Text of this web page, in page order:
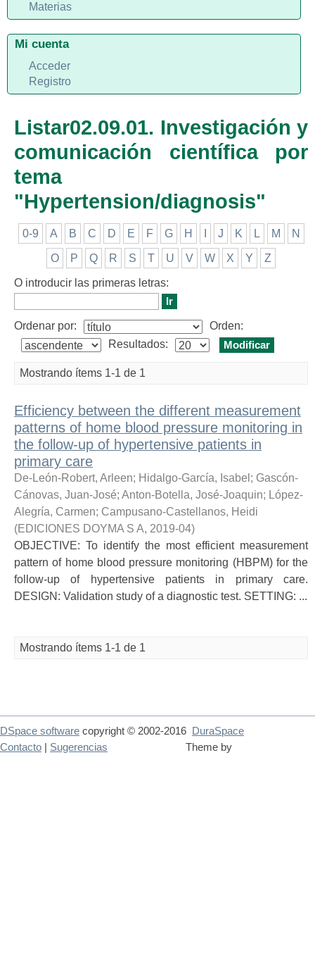
Listar02.09.01. Investigación y
comunicación científica por
tema
"Hypertension/diagnosis"
0-9 A B C D E F G H J K L M N
O P Q R S T U V W X Y Z
O introducir las primeras letras:
Ordenar por:
Orden:
Resultados:
Mostrando ítems 1-1 de 1
Efficiency between the different measurement
patterns of home blood pressure monitoring in
the follow-up of hypertensive patients in
primary care
De-León-Robert, Arleen; Hidalgo-García, Isabel ; Gascón-
Cánovas, Juan-José; Anton-Botella, José-Joaquin; López-
Alegría, Carmen; Campusano-Castellanos, Heidi
(EDICIONES DOYMA S A, 2019-04)
OBJECTIVE: To identify the most efficient measurement
pattern of home blood pressure monitoring (HBPM) for the
follow-up of hypertensive patients in primary care.
DESIGN: Validation study of a diagnostic test. SETTING: ...
Mostrando ítems 1-1 de 1
Materias
Mi cuenta
Acceder
Registro
DSpace software copyright © 2002-2016
DuraSpace
Theme by
Contacto Sugerencias